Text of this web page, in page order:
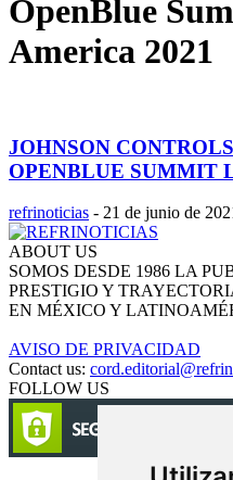
OpenBlue
America 2021
JOHNSON
OPENBLUE SUMMIT
refrinoticias - 21 de junio de
ABOUT US
SOMOS DESDE 1986 LA
PRESTIGIO Y
EN MÉXICO Y
AVISO DE PRIVACIDAD
Contact us:
FOLLOW US